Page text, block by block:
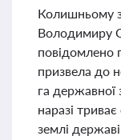
Колишньому
Володимиру
повідомлено
призвела до
га державної
наразі
землі